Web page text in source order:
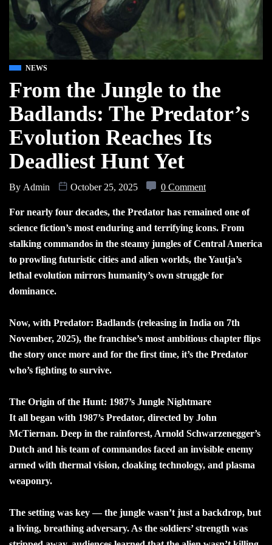
NEWS
From the Jungle to the
Badlands: The Predator’s
Evolution Reaches Its
Deadliest Hunt Yet
By Admin October 25, 2025 0 Comment
For nearly four decades, the Predator has remained one of
science fiction’s most enduring and terrifying icons. From
stalking commandos in the steamy jungles of Central America
to prowling futuristic cities and alien worlds, the Yautja’s
lethal evolution mirrors humanity’s own struggle for
dominance.
Now, with Predator: Badlands (releasing in India on 7th
November, 2025), the franchise’s most ambitious chapter flips
the story once more and for the first time, it’s the Predator
who’s fighting to survive.
The Origin of the Hunt: 1987’s Jungle Nightmare
It all began with 1987’s Predator, directed by John
McTiernan. Deep in the rainforest, Arnold Schwarzenegger’s
Dutch and his team of commandos faced an invisible enemy
armed with thermal vision, cloaking technology, and plasma
weaponry.
The setting was key — the jungle wasn’t just a backdrop, but
a living, breathing adversary. As the soldiers’ strength was